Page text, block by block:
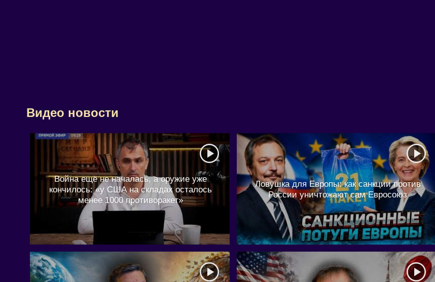
Видео новости
Война ещё не началась, а оружие уже
кончилось: «у США на складах осталось
менее 1000 противоракет»
Ловушка для Европы: как санкции против
России уничтожают сам Евросоюз